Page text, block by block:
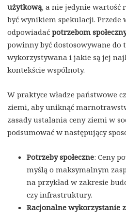
użytkową, a nie jedynie wartość
być wynikiem spekulacji. Przede
odpowiadać potrzebom
powinny być dostosowywane do
wykorzystywana i jakie są jej
kontekście wspólnoty.
W praktyce władze państwowe
ziemi, aby uniknąć
zasady ustalania ceny ziemi w
podsumować w następujący
Potrzeby społeczne: Ceny
myślą o maksymalnym
na przykład w zakresie
czy infrastruktury.
Racjonalne wykorzystanie